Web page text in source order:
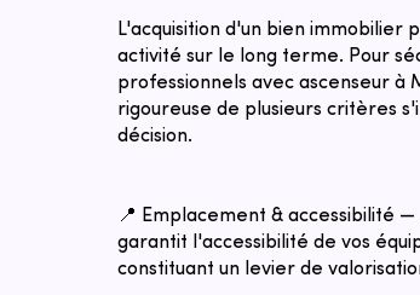
L'acquisition d'un bien immobilier
activité sur le long terme. Pour
professionnels avec ascenseur à
rigoureuse de plusieurs critères
décision.
📍 Emplacement & accessibilité
garantit l'accessibilité de vos
constituant un levier de